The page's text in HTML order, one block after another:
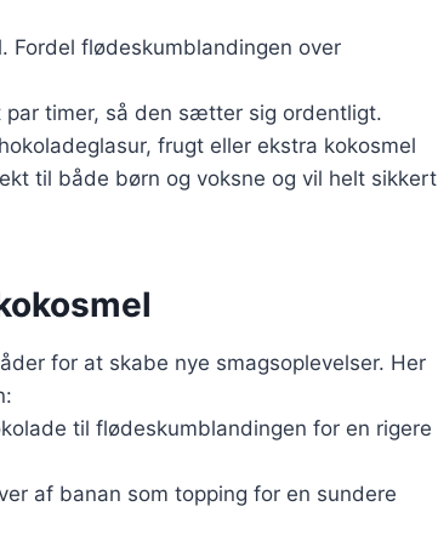
flødeskumblandingen over
timer, så den sætter sig ordentligt.
frugt eller ekstra kokosmel
til både børn og voksne og vil helt sikkert
for at skabe nye smagsoplevelser. Her
til flødeskumblandingen for en rigere
af banan som topping for en sundere